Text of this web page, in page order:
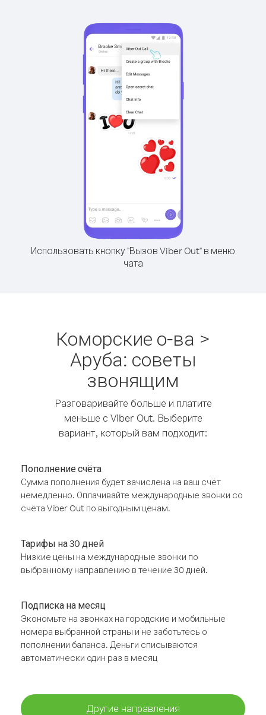
Использовать кнопку "Вызов Viber Out" в меню
чата
Коморские о-ва >
Аруба: советы
звонящим
Разговаривайте больше и платите
меньше с Viber Out. Выберите
вариант, который вам подходит:
Пополнение счёта
Сумма пополнения будет зачислена на ваш счёт
немедленно. Оплачивайте международные звонки со
счёта Viber Out по выгодным ценам.
Тарифы на 30 дней
Низкие цены на международные звонки по
выбранному направлению в течение 30 дней.
Подписка на месяц
Экономьте на звонках на городские и мобильные
номера выбранной страны и не заботьтесь о
пополнении баланса. Деньги списываются
автоматически один раз в месяц
Другие направления